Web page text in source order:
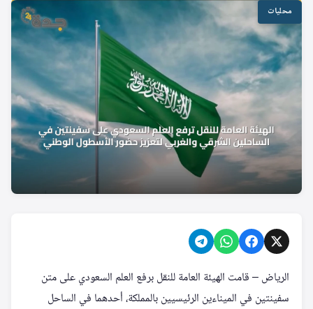
محليات
الرياض – قامت الهيئة العامة للنقل برفع العلم السعودي على متن
سفينتين في الميناءين الرئيسيين بالمملكة، أحدهما في الساحل